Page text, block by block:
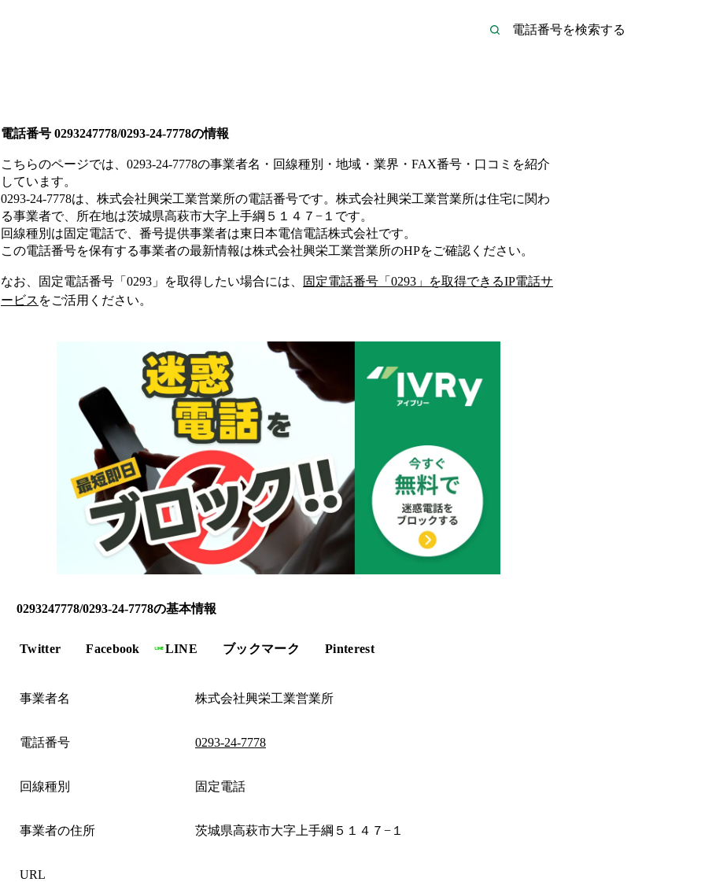
電話番号 0293247778/0293-24-7778の情報
こちらのページでは、 0293-24-7778の事業者名・回線種別・地域・業界・FAX番号・口コミを紹介
しています。
0293-24-7778は、 株式会社興栄工業営業所の電話番号です。 株式会社興栄工業営業所は住宅に関わ
る事業者で、所在地は茨城県高萩市大字上手綱５１４７−１ です。
回線種別は固定電話で、番号提供事業者は東日本電信電話株式会社です。
この電話番号を保有する事業者の最新情報は株式会社興栄工業営業所のHPをご確認ください。
なお、固定電話番号「 0293 」を取得したい場合には、 固定電話番号「 0293 」を取得できるIP電話サ
ービス をご活用ください。
0293247778/0293-24-7778の基本情報
Twitter Facebook LINE ブックマーク Pinterest
事業者名 株式会社興栄工業営業所
電話番号 0293-24-7778
回線種別 固定電話
事業者の住所 茨城県高萩市大字上手綱５１４７−１
URL